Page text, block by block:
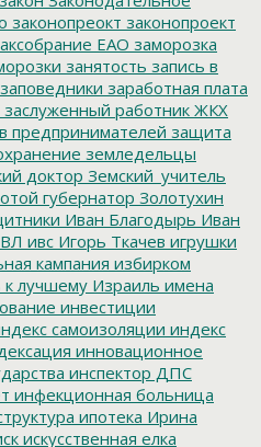
законопреокт законопроект
ЕАО заморозка
занятость запись в
заповедники заработная плата
заслуженный работник ЖКХ
предпринимателей защита
земледельцы
доктор Земский_учитель
губернатор Золотухин
Иван Благодырь Иван
ивс Игорь Ткачев игрушки
кампания избирком
лучшему Израиль имена
инвестиции
самоизоляции индекс
инновационное
инспектор ДПС
инфекционная больница
ипотека Ирина
искусственная елка